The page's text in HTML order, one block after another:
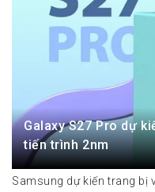
Galaxy S27 Pro dự
tiến trình 2nm
Samsung dự kiến trang bị